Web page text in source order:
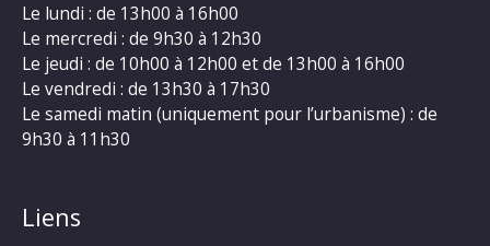
Le lundi : de 13h00 à 16h00
Le mercredi : de 9h30 à 12h30
Le jeudi : de 10h00 à 12h00 et de 13h00 à 16h00
Le vendredi : de 13h30 à 17h30
Le samedi matin (uniquement pour l’urbanisme) : de
9h30 à 11h30
Liens